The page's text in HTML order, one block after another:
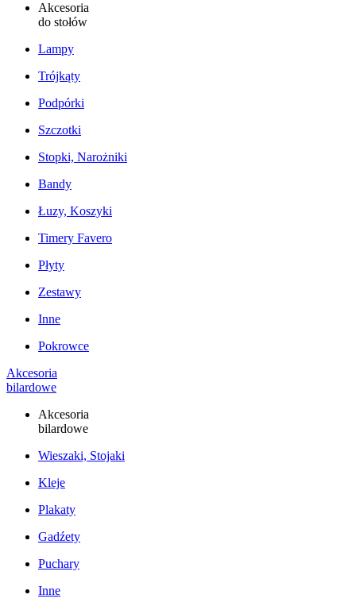
Akcesoria
do stołów
Lampy
Trójkąty
Podpórki
Szczotki
Stopki, Narożniki
Bandy
Łuzy, Koszyki
Timery Favero
Płyty
Zestawy
Inne
Pokrowce
Akcesoria
bilardowe
Akcesoria
bilardowe
Wieszaki, Stojaki
Kleje
Plakaty
Gadźety
Puchary
Inne